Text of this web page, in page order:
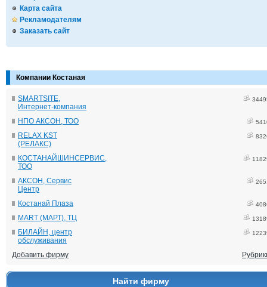
Карта сайта
Рекламодателям
Заказать сайт
Компании Костаная
SMARTSITE,
Интернет-компания
НПО АКСОН, ТОО
RELAX KST
(РЕЛАКС)
КОСТАНАЙШИНСЕРВИС,
ТОО
АКСОН, Сервис
Центр
Костанай Плаза
MART (МАРТ), ТЦ
БИЛАЙН, центр
обслуживания
Добавить фирму
Найти фирму